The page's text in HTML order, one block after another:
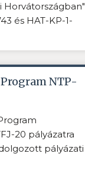
és HAT-KP-1-
NTP-
20 pályázatra
pályázati